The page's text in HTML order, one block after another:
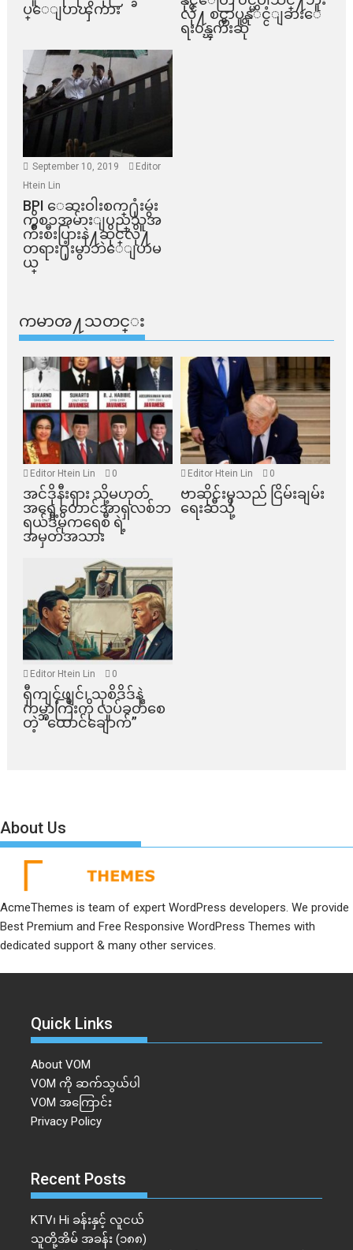
ပ္ေျပာၾကား
လို႔ စင္ကာပူနုိင္ငံျခားေ
ရး၀န္ၾကီးဆို
September 10, 2019
Editor
Htein Lin
BPI ​ေဆးဝါးစက္​႐ုံးမွဴး
ကိစၥအမ်ားျပည္​သူအ
က်ိဳးစီးပြားနဲ႔ဆိုင္​လို႔
တရား႐ုံးမွာဘဲေျပာမ
ယ္​
ကမာၻ႔သတင္း
Editor Htein Lin 0
အင်ဒိုနီးရှား သို့မဟုတ်
အရှေ့တောင်အာရှလစ်ဘ
ရယ်ဒီမိုကရေစီ ရဲ့
အမှတ်အသား
Editor Htein Lin 0
ဗာဆိုင်းမှသည် ငြိမ်းချမ်း
ရေးဆီသို့
Editor Htein Lin 0
ရှီကျင့်ဖျင်၊ သုစိဒိဒ်နဲ့
ကမ္ဘာကြီးကို လှုပ်ခတ်စေ
တဲ့ “ထောင်ချောက်”
About Us
AcmeThemes is team of expert WordPress developers. We provide
Best Premium and Free Responsive WordPress Themes with
dedicated support & many other services.
Quick Links
About VOM
VOM ကို ဆက်သွယ်ပါ
VOM အကြောင်း
Privacy Policy
Recent Posts
KTV၊ Hi ခန်းနှင့် လူငယ်
သူတို့အိမ် အခန်း (၁၈၈)